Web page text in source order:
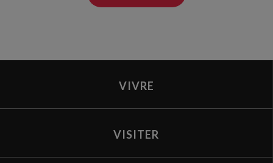
VIVRE
VISITER